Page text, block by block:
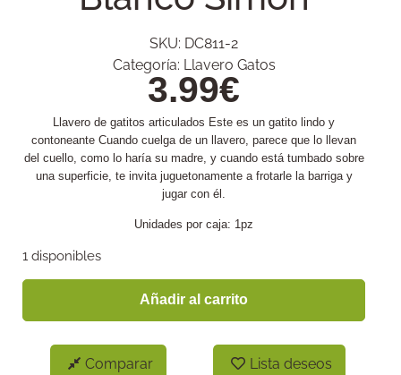
SKU: DC811-2
Categoría: Llavero Gatos
3.99€
Llavero de gatitos articulados Este es un gatito lindo y
contoneante Cuando cuelga de un llavero, parece que lo llevan
del cuello, como lo haría su madre, y cuando está tumbado sobre
una superficie, te invita juguetonamente a frotarle la barriga y
jugar con él.
Unidades por caja: 1pz
1 disponibles
Añadir al carrito
Comparar Lista deseos